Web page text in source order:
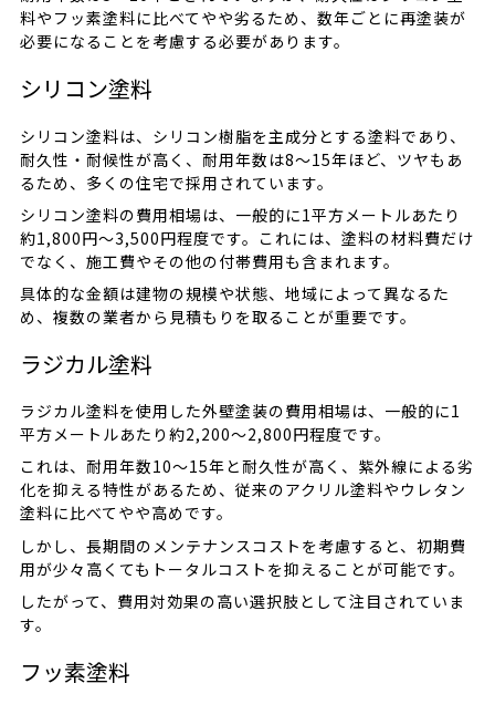
料やフッ素塗料に比べてやや劣るため、数年ごとに再塗装が
必要になることを考慮する必要があります。
シリコン塗料
シリコン塗料は、シリコン樹脂を主成分とする塗料であり、
耐久性・耐候性が高く、耐用年数は8〜15年ほど、ツヤもあ
るため、多くの住宅で採用されています。
シリコン塗料の費用相場は、一般的に1平方メートルあたり
約1,800円〜3,500円程度です。これには、塗料の材料費だけ
でなく、施工費やその他の付帯費用も含まれます。
具体的な金額は建物の規模や状態、地域によって異なるた
め、複数の業者から見積もりを取ることが重要です。
ラジカル塗料
ラジカル塗料を使用した外壁塗装の費用相場は、一般的に1
平方メートルあたり約2,200〜2,800円程度です。
これは、耐用年数10〜15年と耐久性が高く、紫外線による劣
化を抑える特性があるため、従来のアクリル塗料やウレタン
塗料に比べてやや高めです。
しかし、長期間のメンテナンスコストを考慮すると、初期費
用が少々高くてもトータルコストを抑えることが可能です。
したがって、費用対効果の高い選択肢として注目されていま
す。
フッ素塗料